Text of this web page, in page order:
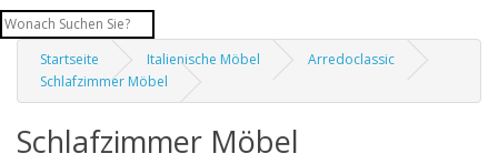
Startseite Italienische Möbel
Arredoclassic
Schlafzimmer Möbel
Schlafzimmer Möbel